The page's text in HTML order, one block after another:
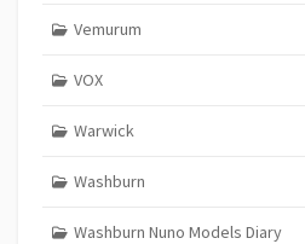
Vemurum
VOX
Warwick
Washburn
Washburn Nuno Models Diary